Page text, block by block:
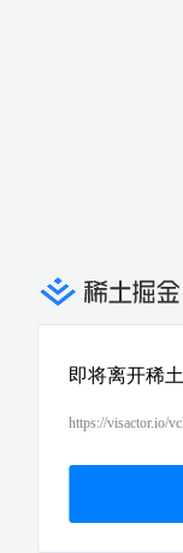
即将离开稀
https://visactor.io/